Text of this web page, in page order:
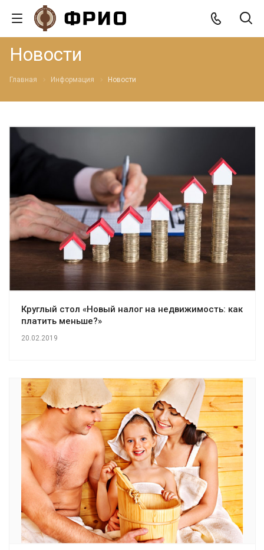
Новости
Главная Информация Новости
Круглый стол «Новый налог на недвижимость: как
платить меньше?»
20.02.2019